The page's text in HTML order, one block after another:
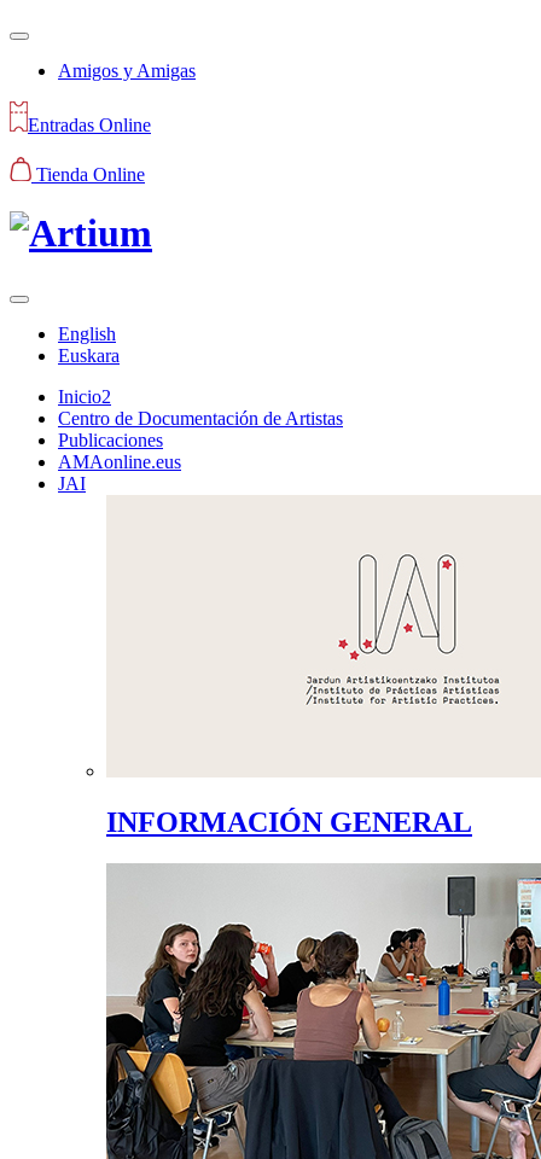
Amigos y Amigas
Entradas Online
Tienda Online
English
Euskara
Inicio2
Centro de Documentación de Artistas
Publicaciones
AMAonline.eus
JAI
INFORMACIÓN GENERAL